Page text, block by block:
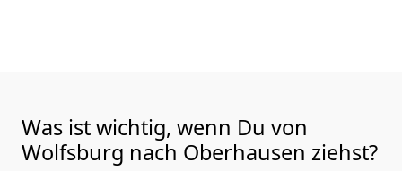
Was ist wichtig, wenn Du von
Wolfsburg nach Oberhausen ziehst?